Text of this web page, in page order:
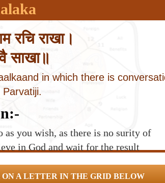
रचि राखा।
साखा॥
in which there is
Parvatiji.
as you wish, as there is no surity of
in God and wait for the result
A LETTER IN THE GRID BELOW